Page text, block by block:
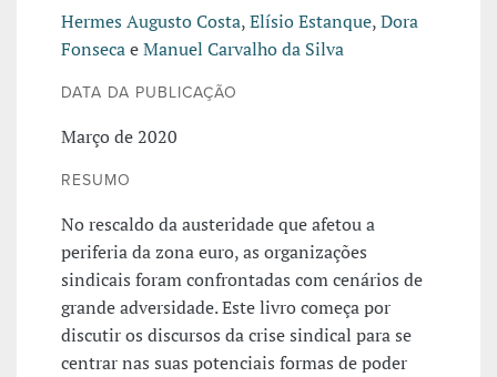
Hermes Augusto Costa,Elísio Estanque,Dora
FonsecaeManuel Carvalho da Silva
DATA DA PUBLICAÇÃO
Março de 2020
RESUMO
No rescaldo da austeridade que afetou a
periferia da zona euro, as organizações
sindicais foram confrontadas com cenários de
grande adversidade. Este livro começa por
discutir os discursos da crise sindical para se
centrar nas suas potenciais formas de poder